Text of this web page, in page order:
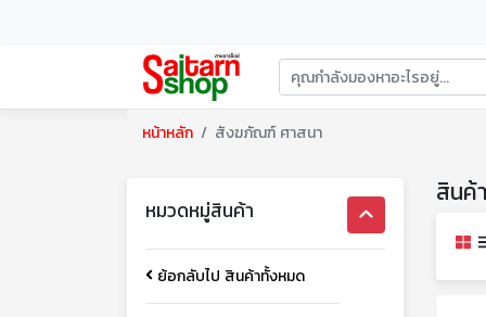
หน้าหลัก สังฆภัณฑ์ ศาสนา
หมวดหมู่สินค้า
ย้อกลับไป สินค้าทั้งหมด
สินค้